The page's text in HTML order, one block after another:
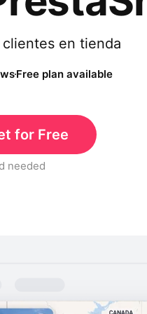
en tienda
Free plan available
for Free
needed